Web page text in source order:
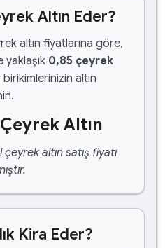
Altın Eder?
altın fiyatlarına göre,
yaklaşık 0,85 çeyrek
altın
Altın
altın satış fiyatı
Kira Eder?